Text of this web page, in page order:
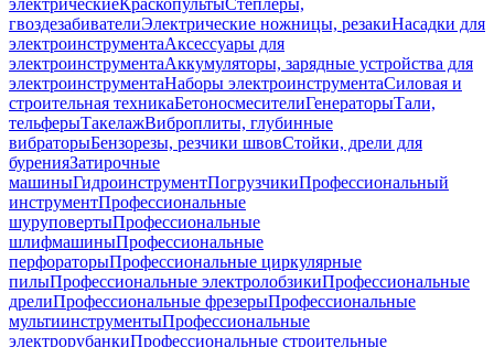
электрическиеКраскопультыСтеплеры,
гвоздезабивателиЭлектрические ножницы, резакиНасадки для
электроинструментаАксессуары для
электроинструментаАккумуляторы, зарядные устройства для
электроинструментаНаборы электроинструментаСиловая и
строительная техникаБетоносмесителиГенераторыТали,
тельферыТакелажВиброплиты, глубинные
вибраторыБензорезы, резчики швовСтойки, дрели для
буренияЗатирочные
машиныГидроинструментПогрузчикиПрофессиональный
инструментПрофессиональные
шуруповертыПрофессиональные
шлифмашиныПрофессиональные
перфораторыПрофессиональные циркулярные
пилыПрофессиональные электролобзикиПрофессиональные
дрелиПрофессиональные фрезерыПрофессиональные
мультиинструментыПрофессиональные
электрорубанкиПрофессиональные строительные